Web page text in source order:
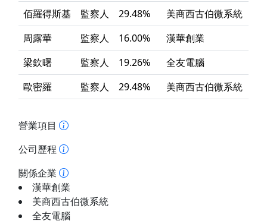
佰羅得斯基
監察人 29.48%
美商西古伯微系統
周露華
監察人 16.00%
漢華創業
梁欽曙
監察人 19.26%
全友電腦
歐密羅
監察人 29.48% 美商西古伯微系統
營業項目
公司歷程
關係企業
漢華創業
美商西古伯微系統
全友電腦